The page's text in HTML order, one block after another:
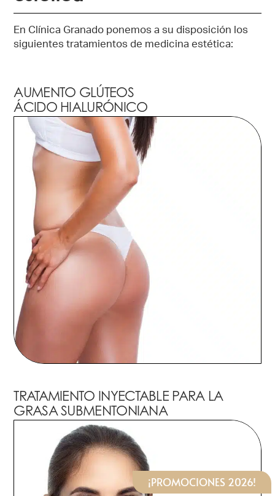
¡PROMOCIONES 2026!
En Clínica Granado ponemos a su disposición los
siguientes tratamientos de medicina estética:
AUMENTO GLÚTEOS
ÁCIDO HIALURÓNICO
TRATAMIENTO INYECTABLE PARA LA
GRASA SUBMENTONIANA